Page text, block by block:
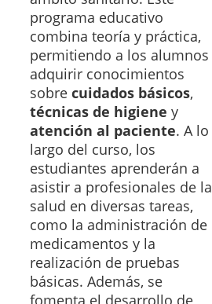
programa educativo
combina teoría y práctica,
permitiendo a los alumnos
adquirir conocimientos
sobre cuidados básicos,
técnicas de higiene y
atención al paciente. A lo
largo del curso, los
estudiantes aprenderán a
asistir a profesionales de la
salud en diversas tareas,
como la administración de
medicamentos y la
realización de pruebas
básicas. Además, se
fomenta el desarrollo de